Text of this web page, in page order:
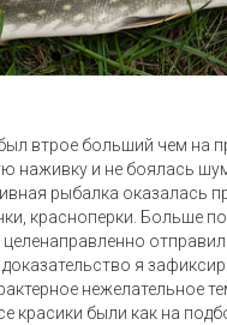
втрое больший чем на
наживку и не боялась
рыбалка оказалась
красноперки. Больше
я
нежелательное
красики были как на